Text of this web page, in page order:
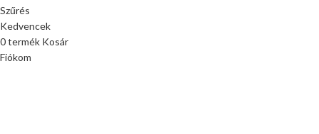
Szűrés
Kedvencek
0termék Kosár
Fiókom